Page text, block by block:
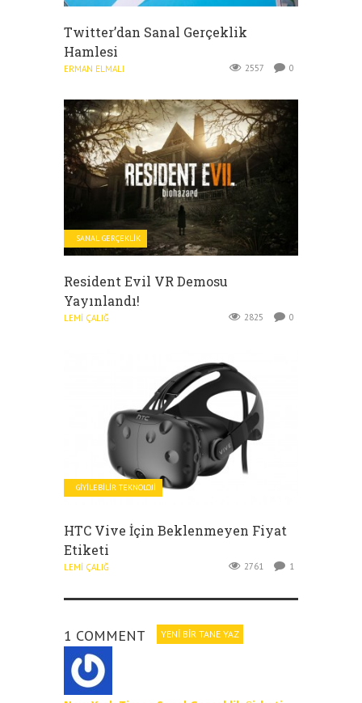
Twitter’dan Sanal Gerçeklik
Hamlesi
ERMAN ELMALI 2557 0
SANAL GERÇEKLIK
Resident Evil VR Demosu
Yayınlandı!
LEMI ÇALIĞ 2825 0
GIYILEBILIR TEKNOLOJI
HTC Vive İçin Beklenmeyen Fiyat
Etiketi
LEMI ÇALIĞ 2761 1
1 COMMENT YENI BIR TANE YAZ